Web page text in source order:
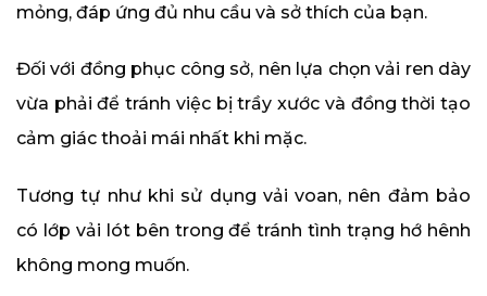
mỏng, đáp ứng đủ nhu cầu và sở thích của bạn.
Đối với đồng phục công sở, nên lựa chọn vải ren dày
vừa phải để tránh việc bị trầy xước và đồng thời tạo
cảm giác thoải mái nhất khi mặc.
Tương tự như khi sử dụng vải voan, nên đảm bảo
có lớp vải lót bên trong để tránh tình trạng hớ hênh
không mong muốn.